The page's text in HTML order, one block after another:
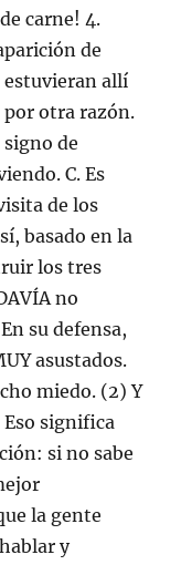
carne! 4.
de
estuvieran allí
por otra razón.
signo de
C. Es
de los
basado en la
los tres
no
su defensa,
asustados.
miedo. (2) Y
significa
si no sabe
la gente
y